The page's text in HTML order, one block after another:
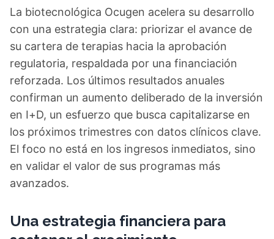
La biotecnológica Ocugen acelera su desarrollo
con una estrategia clara: priorizar el avance de
su cartera de terapias hacia la aprobación
regulatoria, respaldada por una financiación
reforzada. Los últimos resultados anuales
confirman un aumento deliberado de la inversión
en I+D, un esfuerzo que busca capitalizarse en
los próximos trimestres con datos clínicos clave.
El foco no está en los ingresos inmediatos, sino
en validar el valor de sus programas más
avanzados.
Una estrategia financiera para